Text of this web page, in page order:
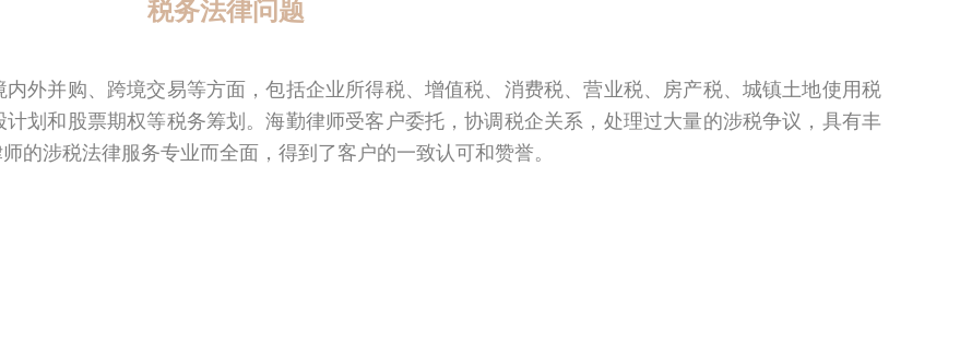
税务法律问题
外并购、跨境交易等方面，包括企业所得税、增值税、消费税、营业税、房产税、城镇土地使用税
划和股票期权等税务筹划。海勤律师受客户委托，协调税企关系，处理过大量的涉税争议，具有丰
的涉税法律服务专业而全面，得到了客户的一致认可和赞誉。